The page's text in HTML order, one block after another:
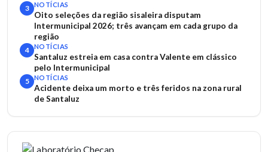
3 NOTÍCIAS
Oito seleções da região sisaleira disputam
Intermunicipal 2026; três avançam em cada grupo da
região
4 NOTÍCIAS
Santaluz estreia em casa contra Valente em clássico
pelo Intermunicipal
5 NOTÍCIAS
Acidente deixa um morto e três feridos na zona rural
de Santaluz